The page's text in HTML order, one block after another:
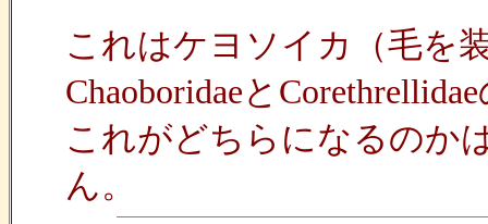
これはケヨソイカ（毛を
Chaoboridaeと
これがどちらになるのか
ん。